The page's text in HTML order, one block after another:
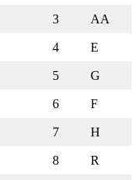
3 AA
4 E
5 G
6 F
7 H
8 R